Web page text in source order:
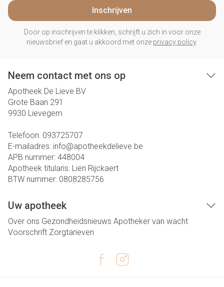
Inschrijven
Door op inschrijven te klikken, schrijft u zich in voor onze
nieuwsbrief en gaat u akkoord met onze privacy policy.
Neem contact met ons op
Apotheek De Lieve BV
Grote Baan 291
9930 Lievegem
Telefoon: 093725707
E-mailadres: info@apotheekdelieve.be
APB nummer: 448004
Apotheek titularis: Lien Rijckaert
BTW nummer: 0808285756
Uw apotheek
Over ons Gezondheidsnieuws Apotheker van wacht
Voorschrift Zorgtarieven